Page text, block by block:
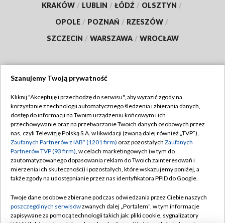
KRAKÓW / LUBLIN / ŁÓDŹ / OLSZTYN /
OPOLE / POZNAŃ / RZESZÓW /
SZCZECIN / WARSZAWA / WROCŁAW
TVP
Abonament TVP
Emisja w TVP
Centrum informacji TVP
Naziemna Telewizja Cyfrowa
Rada Programowa
System NOS
Regulamin TVP
Polityka prywatności
Moje zgody
Pomoc
Kontakt
Szanujemy Twoją prywatność
Kliknij "Akceptuję i przechodzę do serwisu", aby wyrazić zgody na
korzystanie z technologii automatycznego śledzenia i zbierania danych,
dostęp do informacji na Twoim urządzeniu końcowym i ich
przechowywanie oraz na przetwarzanie Twoich danych osobowych przez
nas, czyli Telewizję Polską S.A. w likwidacji (zwaną dalej również „TVP”),
Zaufanych Partnerów z IAB* (1201 firm) oraz pozostałych Zaufanych
Partnerów TVP (93 firm), w celach marketingowych (w tym do
zautomatyzowanego dopasowania reklam do Twoich zainteresowań i
mierzenia ich skuteczności) i pozostałych, które wskazujemy poniżej, a
także zgody na udostępnianie przez nas identyfikatora PPID do Google.
Twoje dane osobowe zbierane podczas odwiedzania przez Ciebie naszych
poszczególnych serwisówzwanych dalej „Portalem”, w tym informacje
zapisywane za pomocą technologii takich jak: pliki cookie, sygnalizatory